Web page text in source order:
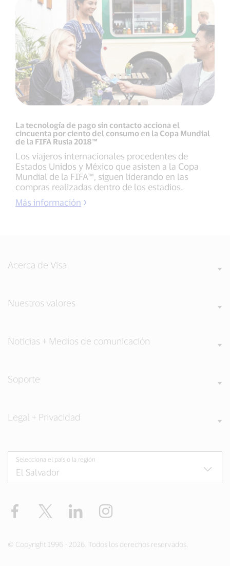
La tecnología de pago sin contacto acciona el
cincuenta por ciento del consumo en la Copa Mundial
de la FIFA Rusia 2018™
Los viajeros internacionales procedentes de
Estados Unidos y México que asisten a la Copa
Mundial de la FIFA™, siguen liderando en las
compras realizadas dentro de los estadios.
Más información
Acerca de Visa
Nuestros valores
Noticias + Medios de comunicación
Soporte
Legal + Privacidad
Selecciona el país o la región
Facebook Twitter LinkedIn
© Copyright 1996 - 2026. Todos los derechos reservados.